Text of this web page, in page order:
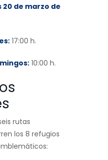
de marzo de
17:00 h.
10:00 h.
rutas
los 8 refugios